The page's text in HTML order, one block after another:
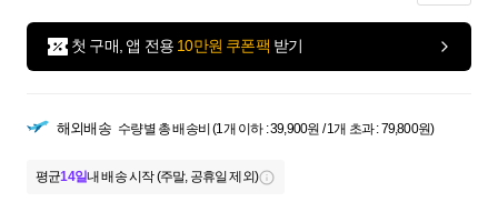
첫 구매, 앱 전용 10만원 쿠폰팩 받기
해외배송 수량별 총 배송비 (1개 이하 : 39,900원 / 1개 초과 : 79,800원)
평균14일내 배송 시작 (주말, 공휴일 제외)